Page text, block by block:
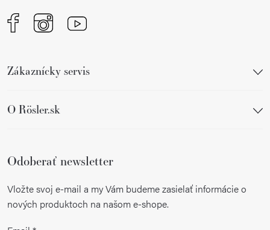
Zákaznícky servis
O Rösler.sk
Odoberať newsletter
Vložte svoj e-mail a my Vám budeme zasielať informácie o
nových produktoch na našom e-shope.